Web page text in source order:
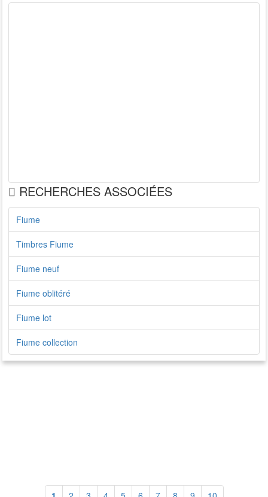
RECHERCHES ASSOCIÉES
Fiume
Timbres Fiume
Fiume neuf
Fiume oblitéré
Fiume lot
Fiume collection